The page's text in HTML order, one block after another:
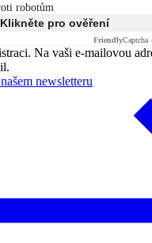
robotům
Klikněte pro ověření
FriendlyCaptcha
Na vaši e-mailovou
newsletteru